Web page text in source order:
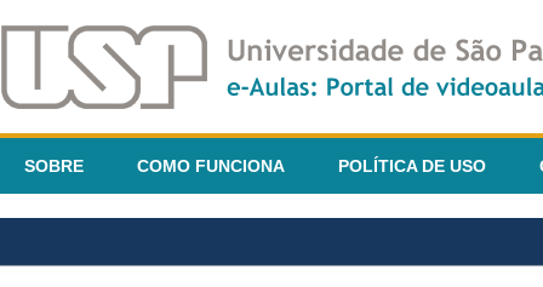
SOBRE COMO FUNCIONA POLÍTICA DE USO